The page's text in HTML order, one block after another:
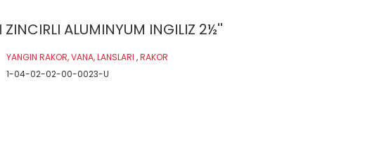
ZINCIRLI ALUMINYUM INGILIZ 2½''
YANGIN RAKOR, VANA, LANSLARI ,RAKOR
1-04-02-02-00-0023-U